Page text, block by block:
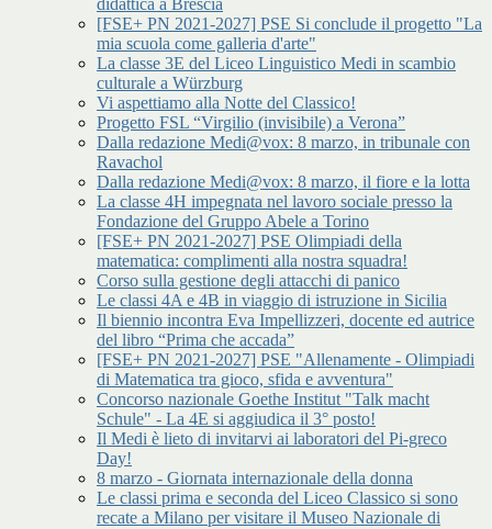
didattica a Brescia
[FSE+ PN 2021-2027] PSE Si conclude il progetto "La
mia scuola come galleria d'arte"
La classe 3E del Liceo Linguistico Medi in scambio
culturale a Würzburg
Vi aspettiamo alla Notte del Classico!
Progetto FSL “Virgilio (invisibile) a Verona”
Dalla redazione Medi@vox: 8 marzo, in tribunale con
Ravachol
Dalla redazione Medi@vox: 8 marzo, il fiore e la lotta
La classe 4H impegnata nel lavoro sociale presso la
Fondazione del Gruppo Abele a Torino
[FSE+ PN 2021-2027] PSE Olimpiadi della
matematica: complimenti alla nostra squadra!
Corso sulla gestione degli attacchi di panico
Le classi 4A e 4B in viaggio di istruzione in Sicilia
Il biennio incontra Eva Impellizzeri, docente ed autrice
del libro “Prima che accada”
[FSE+ PN 2021-2027] PSE "Allenamente - Olimpiadi
di Matematica tra gioco, sfida e avventura"
Concorso nazionale Goethe Institut "Talk macht
Schule" - La 4E si aggiudica il 3° posto!
Il Medi è lieto di invitarvi ai laboratori del Pi-greco
Day!
8 marzo - Giornata internazionale della donna
Le classi prima e seconda del Liceo Classico si sono
recate a Milano per visitare il Museo Nazionale di